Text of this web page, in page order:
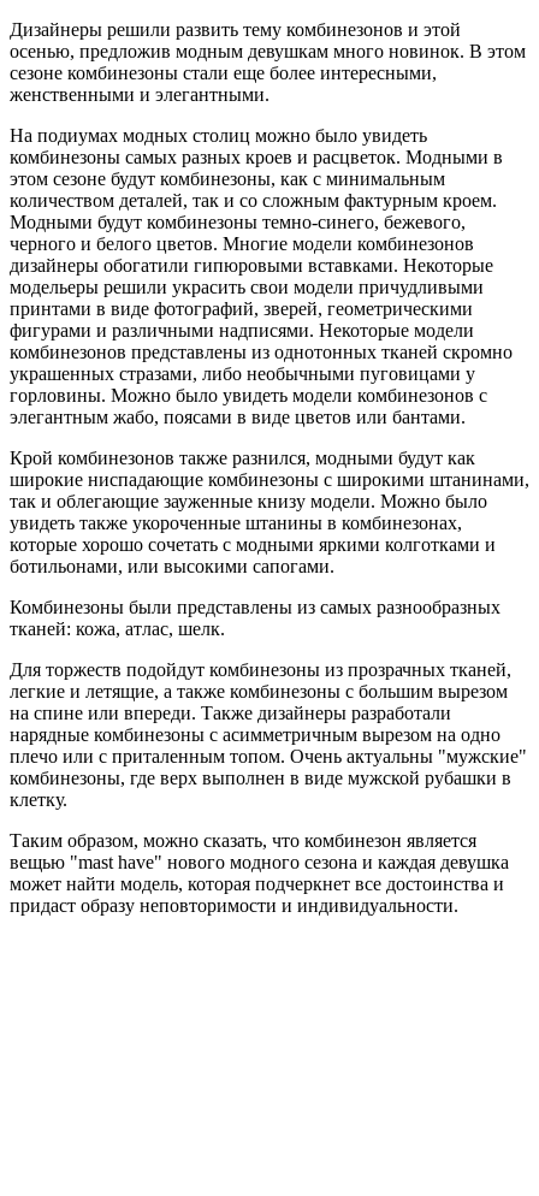
Дизайнеры решили развить тему комбинезонов и этой
осенью, предложив модным девушкам много новинок. В этом
сезоне комбинезоны стали еще более интересными,
женственными и элегантными.
На подиумах модных столиц можно было увидеть
комбинезоны самых разных кроев и расцветок. Модными в
этом сезоне будут комбинезоны, как с минимальным
количеством деталей, так и со сложным фактурным кроем.
Модными будут комбинезоны темно-синего, бежевого,
черного и белого цветов. Многие модели комбинезонов
дизайнеры обогатили гипюровыми вставками. Некоторые
модельеры решили украсить свои модели причудливыми
принтами в виде фотографий, зверей, геометрическими
фигурами и различными надписями. Некоторые модели
комбинезонов представлены из однотонных тканей скромно
украшенных стразами, либо необычными пуговицами у
горловины. Можно было увидеть модели комбинезонов с
элегантным жабо, поясами в виде цветов или бантами.
Крой комбинезонов также разнился, модными будут как
широкие ниспадающие комбинезоны с широкими штанинами,
так и облегающие зауженные книзу модели. Можно было
увидеть также укороченные штанины в комбинезонах,
которые хорошо сочетать с модными яркими колготками и
ботильонами, или высокими сапогами.
Комбинезоны были представлены из самых разнообразных
тканей: кожа, атлас, шелк.
Для торжеств подойдут комбинезоны из прозрачных тканей,
легкие и летящие, а также комбинезоны с большим вырезом
на спине или впереди. Также дизайнеры разработали
нарядные комбинезоны с асимметричным вырезом на одно
плечо или с приталенным топом. Очень актуальны "мужские"
комбинезоны, где верх выполнен в виде мужской рубашки в
клетку.
Таким образом, можно сказать, что комбинезон является
вещью "mast have" нового модного сезона и каждая девушка
может найти модель, которая подчеркнет все достоинства и
придаст образу неповторимости и индивидуальности.